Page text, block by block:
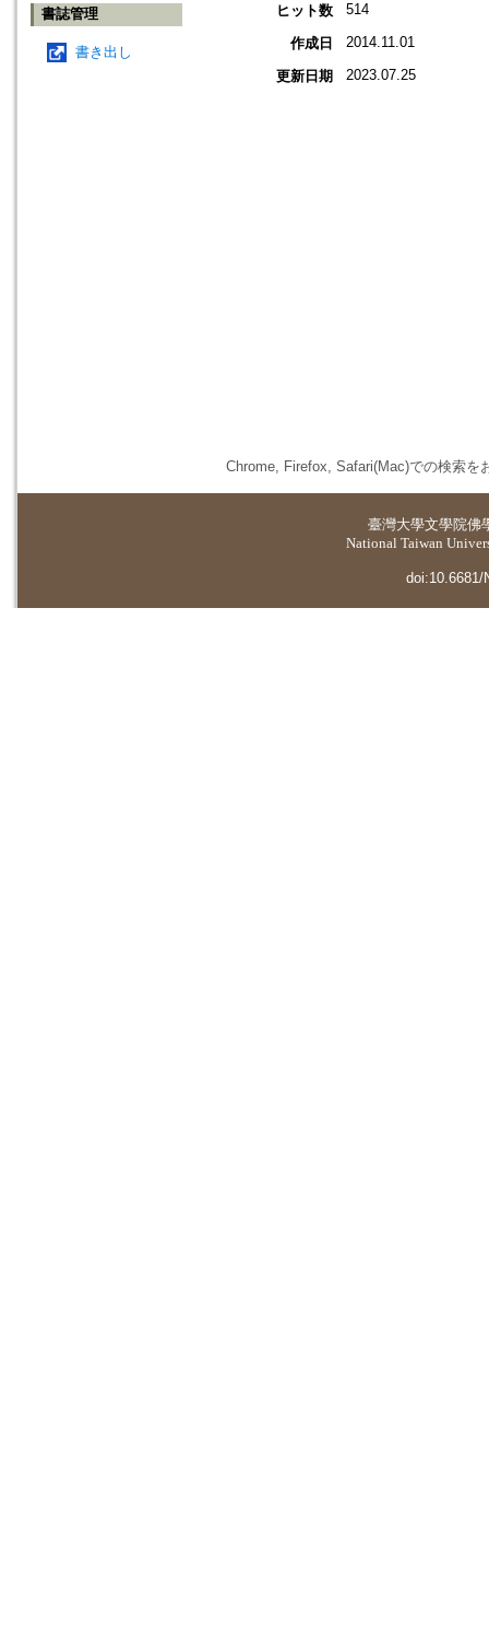
書誌管理
書き出し
ヒット数
514
作成日 2014.11.01
更新日期 2023.07.25
Chrome, Firefox, Safari(Mac)での検索を
臺灣大學文學院佛
National Taiwan
doi:10.6681/